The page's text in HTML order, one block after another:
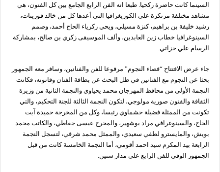
السينما كانت حاضرة ركحيا. طبعا انه الفن الرابع الجامع بين كل الفنون، هي
مشاهد مختلفة مرتكزة على الكوريغرافيا التي أعدها كل من خالد قورينات،
رشيد خليفة بن براهيم، كنزة مسيلي، ويحي زكرياء الحاج أحمد، وصمم
السينوغرافيا خطاب زين العابدين، وألف الموسيقى زكري بن صالح، بمشاركة
الرسام علي خزاتي.
جاء عرض الافتتاح “فضاء النجوم” مرفوعا للفن والفنانين، وسافر معه الجمهور
بحثا عن النجوم مع الفنانين في ظل البحث عن بطاقة الفنان وقانونه، فكانت
النجمة الأولى من محافظ المهرجان محمد يحياوي والنجمة الثانية من وزيرة
الثقافة والفنون صورية مولوجي، لتكون النجمة الثالثة للجنة التحكيم، والتي
تكونت من الممثلة فضيلة حشماوي رئيسا، وكل من المخرجة حميدة آيت
الحاج، والسينوغرافي مراد بوشهير، والمخرج عيسى جقاطي، والكاتب محمد
بويش، والمايسترو لطفي سعيدي، والممثل محمد شرقي، لتسجل النجمة
الرابعة بيد المكرم سيد احمد أقومي، أما النجمة الخامسة كانت من قبل
الجمهور الوفي للفن الرابع على مدار سنين.